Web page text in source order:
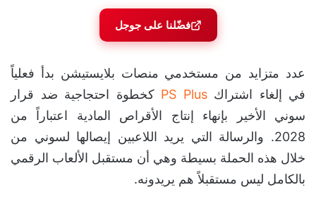
فضّلنا على جوجل
عدد متزايد من مستخدمي منصات بلايستيشن بدأ فعلياً
في إلغاء اشتراكPS Plus كخطوة احتجاجية ضد قرار
سوني الأخير بإنهاء إنتاج الأقراص المادية اعتباراً من
2028. والرسالة التي يريد اللاعبين إيصالها لسوني من
خلال هذه الحملة بسيطة وهي أن مستقبل الألعاب الرقمي
بالكامل ليس مستقبلاً هم يريدونه.